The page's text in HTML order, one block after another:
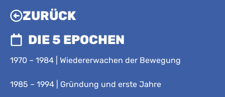
ZURÜCK
DIE 5 EPOCHEN
1970 – 1984 | Wiedererwachen der Bewegung
1985 – 1994 | Gründung und erste Jahre